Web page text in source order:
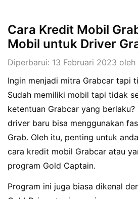
Cara Kredit Mobil
Mobil untuk Driver
Diperbarui: 13 Februari 2023 oleh
Ingin menjadi mitra Grabcar tapi
Sudah memiliki mobil tapi tidak
ketentuan Grabcar yang berlaku?
driver baru bisa menggunakan
Grab. Oleh itu, penting untuk
cara kredit mobil Grabcar atau
program Gold Captain.
Program ini juga biasa dikenal